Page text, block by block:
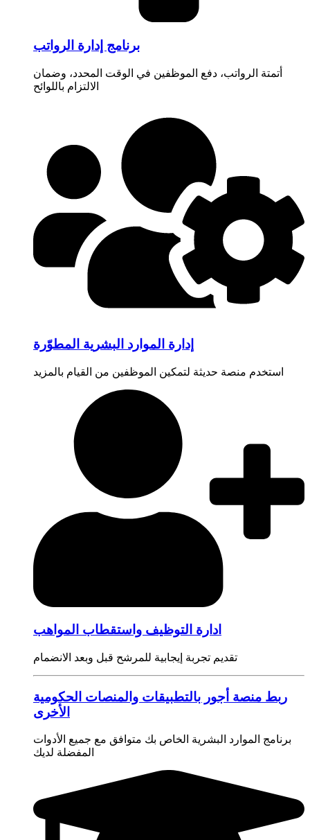
برنامج إدارة الرواتب
أتمتة الرواتب، دفع الموظفين في الوقت المحدد، وضمان
الالتزام باللوائح
إدارة الموارد البشرية المطوّرة
استخدم منصة حديثة لتمكين الموظفين من القيام بالمزيد
ادارة التوظيف واستقطاب المواهب
تقديم تجربة إيجابية للمرشح قبل وبعد الانضمام
ربط منصة أجور بالتطبيقات والمنصات الحكومية
الأخرى
برنامج الموارد البشرية الخاص بك متوافق مع جميع الأدوات
المفضلة لديك